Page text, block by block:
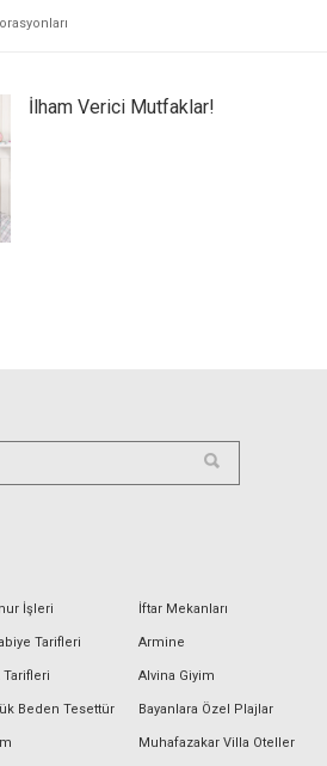
İlham Verici Mutfaklar!
İşleri
Tarifleri
Tarifleri
Beden Tesettür
İftar Mekanları
Armine
Alvina Giyim
Bayanlara Özel Plajlar
Muhafazakar Villa Oteller